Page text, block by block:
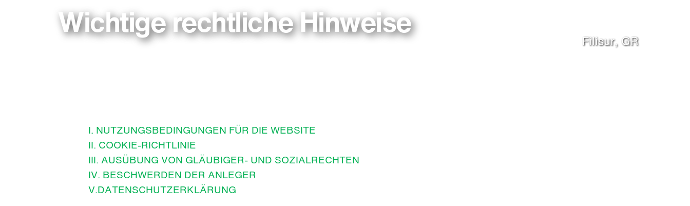
Wichtige rechtliche Hinweise Filisur, GR
I. NUTZUNGSBEDINGUNGEN FÜR DIE WEBSITE
II. COOKIE-RICHTLINIE
III. AUSÜBUNG VON GLÄUBIGER- UND SOZIALRECHTEN
IV. BESCHWERDEN DER ANLEGER
V.DATENSCHUTZERKLÄRUNG